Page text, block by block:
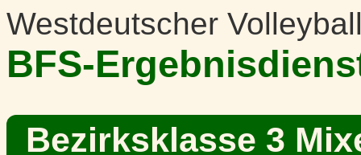
Westdeutscher
BFS-
Bezirksklasse 3